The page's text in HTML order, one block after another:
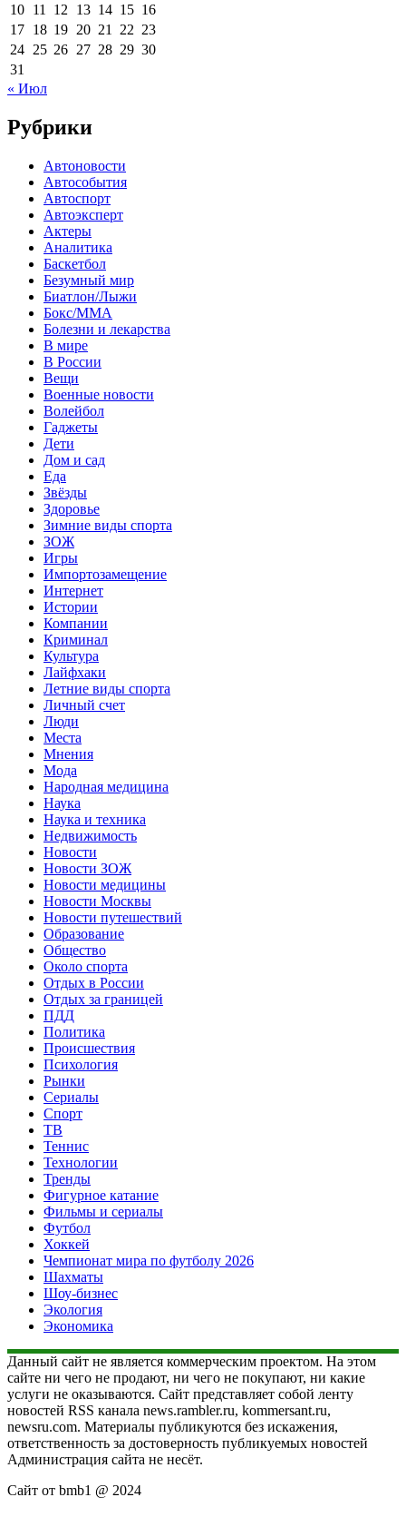
10 11 12 13 14 15 16
17 18 19 20 21 22 23
24 25 26 27 28 29 30
31
« Июл
Рубрики
Автоновости
Автособытия
Автоспорт
Автоэксперт
Актеры
Аналитика
Баскетбол
Безумный мир
Биатлон/Лыжи
Бокс/MMA
Болезни и лекарства
В мире
В России
Вещи
Военные новости
Волейбол
Гаджеты
Дети
Дом и сад
Еда
Звёзды
Здоровье
Зимние виды спорта
ЗОЖ
Игры
Импортозамещение
Интернет
Истории
Компании
Криминал
Культура
Лайфхаки
Летние виды спорта
Личный счет
Люди
Места
Мнения
Мода
Народная медицина
Наука
Наука и техника
Недвижимость
Новости
Новости ЗОЖ
Новости медицины
Новости Москвы
Новости путешествий
Образование
Общество
Около спорта
Отдых в России
Отдых за границей
ПДД
Политика
Происшествия
Психология
Рынки
Сериалы
Спорт
ТВ
Теннис
Технологии
Тренды
Фигурное катание
Фильмы и сериалы
Футбол
Хоккей
Чемпионат мира по футболу 2026
Шахматы
Шоу-бизнес
Экология
Экономика
Данный сайт не является коммерческим проектом. На этом
сайте ни чего не продают, ни чего не покупают, ни какие
услуги не оказываются. Сайт представляет собой ленту
новостей RSS канала news.rambler.ru, kommersant.ru,
newsru.com. Материалы публикуются без искажения,
ответственность за достоверность публикуемых новостей
Администрация сайта не несёт.
Сайт от bmb1 @ 2024